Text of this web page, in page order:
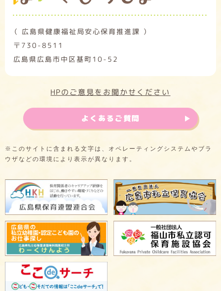
（ 広島県健康福祉局安心保育推進課 ）
〒730-8511
広島県広島市中区基町10-52
HPのご意見をお聞かせください
よくあるご質問
※このサイトに含まれる文字は、オペレーティングシステムやブラ
ウザなどの環境により表示が異なります。